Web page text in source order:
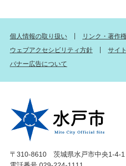
個人情報の取り扱い
リンク・著作
ウェブアクセシビリティ方針
サイ
バナー広告について
〒310-8610 茨城県水戸市中央1-4-1